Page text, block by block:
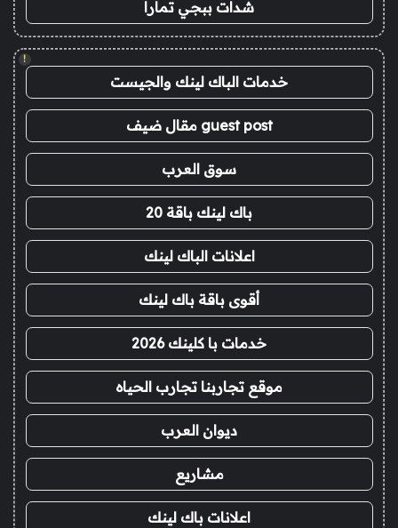
شدات ببجي تمارا
!
خدمات الباك لينك والجيست
guest post مقال ضيف
سوق العرب
باك لينك باقة 20
اعلانات الباك لينك
أقوى باقة باك لينك
خدمات با كلينك 2026
موقع تجاربنا تجارب الحياه
ديوان العرب
مشاريع
اعلانات باك لينك